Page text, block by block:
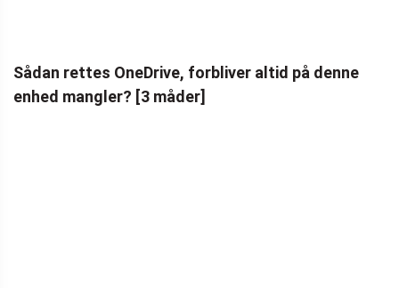
Sådan rettes OneDrive, forbliver altid på denne
enhed mangler? [3 måder]